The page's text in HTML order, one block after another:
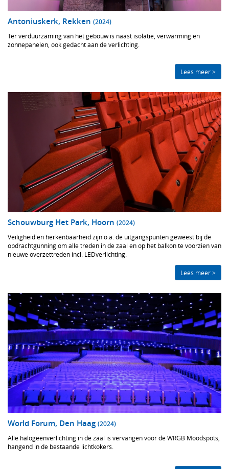
Antoniuskerk, Rekken (2024)
Ter verduurzaming van het gebouw is naast isolatie, verwarming en
zonnepanelen, ook gedacht aan de verlichting.
Lees meer >
Schouwburg Het Park, Hoorn (2024)
Veiligheid en herkenbaarheid zijn o.a. de uitgangspunten geweest bij de
opdrachtgunning om alle treden in de zaal en op het balkon te voorzien van
nieuwe overzettreden incl. LEDverlichting.
Lees meer >
World Forum, Den Haag (2024)
Alle halogeenverlichting in de zaal is vervangen voor de WRGB Moodspots,
hangend in de bestaande lichtkokers.